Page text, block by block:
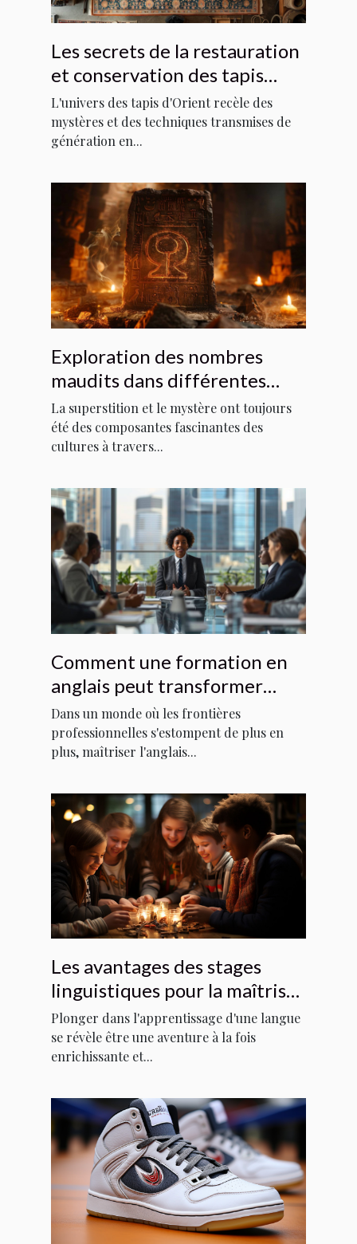
Les secrets de la restauration
et conservation des tapis
d'Orient
L'univers des tapis d'Orient recèle des
mystères et des techniques transmises de
génération en...
Exploration des nombres
maudits dans différentes
cultures
La superstition et le mystère ont toujours
été des composantes fascinantes des
cultures à travers...
Comment une formation en
anglais peut transformer
votre carrière
Dans un monde où les frontières
professionnelles s'estompent de plus en
plus, maîtriser l'anglais...
Les avantages des stages
linguistiques pour la maîtrise
de l'anglais et l'immersion
culturelle
Plonger dans l'apprentissage d'une langue
se révèle être une aventure à la fois
enrichissante et...